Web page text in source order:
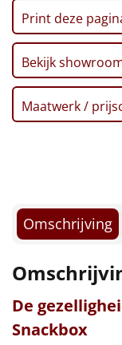
Pizzarette
Tas
Wake up light
Slowcooker
Deken (fleece
Alle artikelen
Print deze
Bekijk
Maatwerk /
Omschrijving
De
Snackbox